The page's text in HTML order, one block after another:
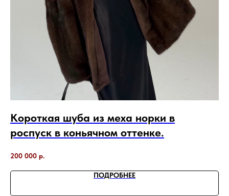
Короткая шуба из меха норки в
роспуск в коньячном оттенке.
200 000 р.
ПОДРОБНЕЕ